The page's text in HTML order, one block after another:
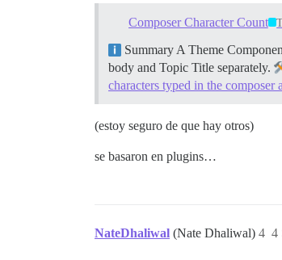
Composer Character Count
Summary A Theme
body and Topic Title separately.
characters typed in the composer
(estoy seguro de que hay otros)
se basaron en plugins…
NateDhaliwal (Nate Dhaliwal) 4
4